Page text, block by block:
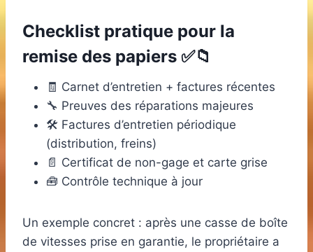
Checklist pratique pour la
remise des papiers ✅📁
🧾 Carnet d’entretien + factures récentes
🔧 Preuves des réparations majeures
🛠️ Factures d’entretien périodique
(distribution, freins)
📄 Certificat de non-gage et carte grise
🧰 Contrôle technique à jour
Un exemple concret : après une casse de boîte
de vitesses prise en garantie, le propriétaire a